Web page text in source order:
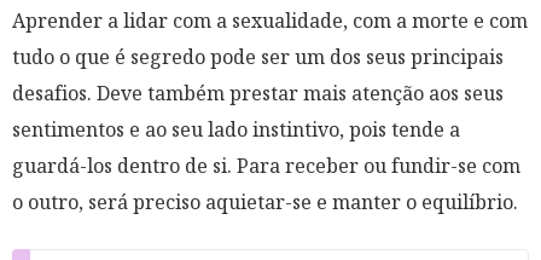
Aprender a lidar com a sexualidade, com a morte e com
tudo o que é segredo pode ser um dos seus principais
desafios. Deve também prestar mais atenção aos seus
sentimentos e ao seu lado instintivo, pois tende a
guardá-los dentro de si. Para receber ou fundir-se com
o outro, será preciso aquietar-se e manter o equilíbrio.